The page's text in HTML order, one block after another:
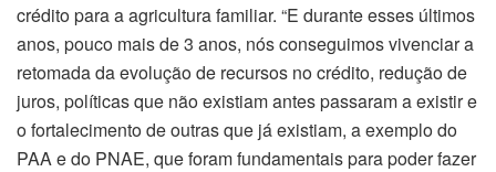
crédito para a agricultura familiar. “E durante esses últimos
anos, pouco mais de 3 anos, nós conseguimos vivenciar a
retomada da evolução de recursos no crédito, redução de
juros, políticas que não existiam antes passaram a existir e
o fortalecimento de outras que já existiam, a exemplo do
PAA e do PNAE, que foram fundamentais para poder fazer